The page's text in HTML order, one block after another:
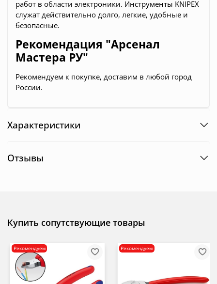
работ в области электроники. Инструменты KNIPEX
служат действительно долго, легкие, удобные и
безопасные.
Рекомендация "Арсенал
Мастера РУ"
Рекомендуем к покупке, доставим в любой город
России.
Характеристики
Отзывы
Купить сопутствующие товары
Рекомендуем Рекомендуем